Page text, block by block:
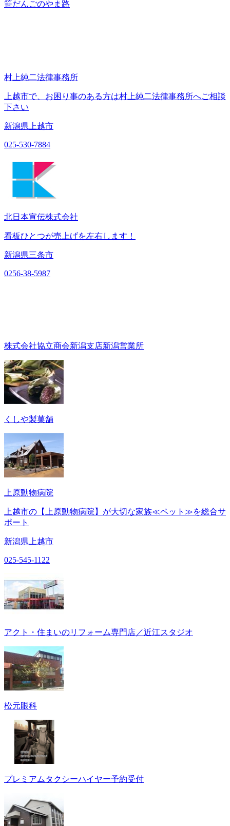
笹だんごのやま路
村上純二法律事務所
上越市で、お困り事のある方は村上純二法律事務所へご相談
下さい
新潟県上越市
025-530-7884
北日本宣伝株式会社
看板ひとつが売上げを左右します！
新潟県三条市
0256-38-5987
株式会社協立商会新潟支店新潟営業所
くしや製菓舗
上原動物病院
上越市の【上原動物病院】が大切な家族≪ペット≫を総合サ
ポート
新潟県上越市
025-545-1122
アクト・住まいのリフォーム専門店／近江スタジオ
松元眼科
プレミアムタクシーハイヤー予約受付